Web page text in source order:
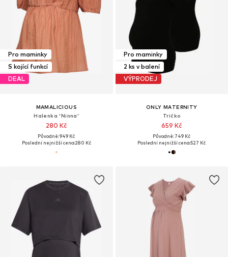
Pro maminky
S kojící funkcí
DEAL
MAMALICIOUS
Halenka 'Ninna'
280 Kč
Původně: 949 Kč
Poslední nejnižší cena:280 Kč
Pro maminky
2 ks v balení
VÝPRODEJ
ONLY MATERNITY
Tričko
659 Kč
Původně: 749 Kč
Poslední nejnižší cena:527 Kč